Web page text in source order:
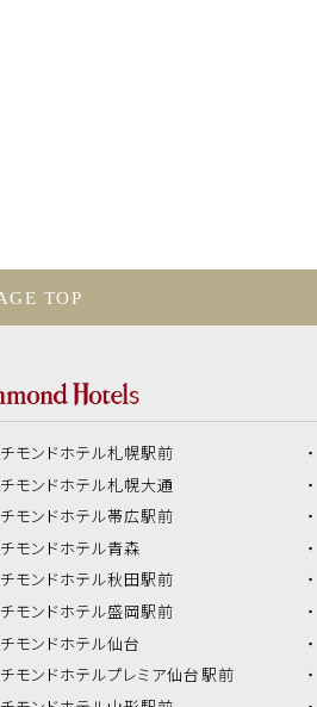
TOP
チモンドホテル札幌駅前
チモンドホテル札幌大通
チモンドホテル帯広駅前
チモンドホテル青森
チモンドホテル秋田駅前
チモンドホテル盛岡駅前
チモンドホテル仙台
チモンドホテルプレミア仙台駅前